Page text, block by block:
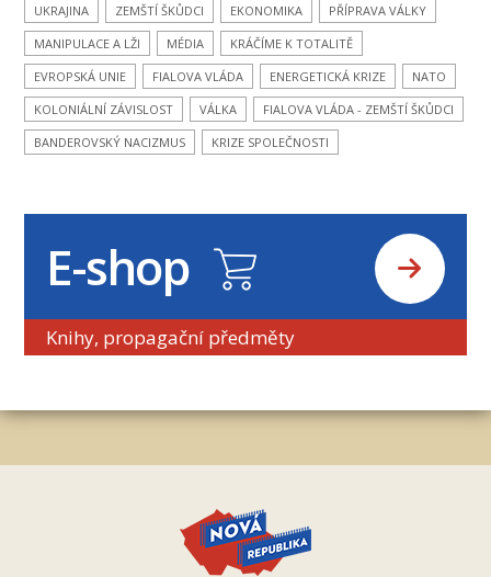
UKRAJINA
ZEMŠTÍ ŠKŮDCI EKONOMIKA
PŘÍPRAVA VÁLKY
MANIPULACE A LŽI
MÉDIA
KRÁČÍME K TOTALITĚ
EVROPSKÁ UNIE
FIALOVA VLÁDA ENERGETICKÁ KRIZE
NATO
KOLONIÁLNÍ ZÁVISLOST
VÁLKA
FIALOVA VLÁDA - ZEMŠTÍ ŠKŮDCI
BANDEROVSKÝ NACIZMUS
KRIZE SPOLEČNOSTI
E-shop
Knihy, propagační předměty